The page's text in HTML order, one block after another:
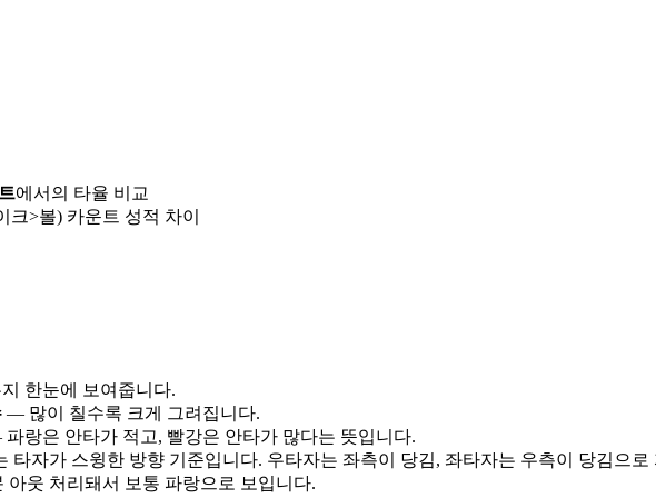
에서의 타율 비교
>볼) 카운트 성적 차이
한눈에 보여줍니다.
— 많이 칠수록 크게 그려집니다.
랑은 안타가 적고, 빨강은 안타가 많다는 뜻입니다.
타자가 스윙한 방향 기준입니다. 우타자는 좌측이 당김, 좌타자는 우측이 당김으로
아웃 처리돼서 보통 파랑으로 보입니다.